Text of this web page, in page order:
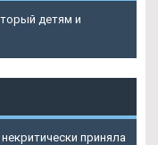
детям и
приняла